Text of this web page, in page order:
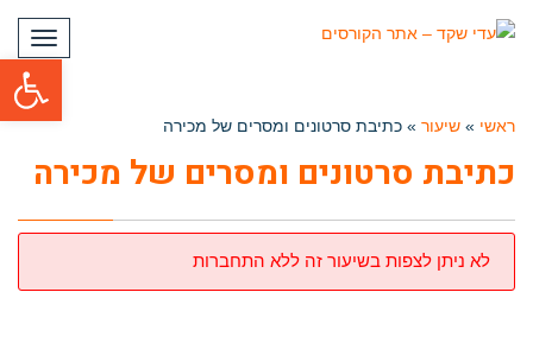
ראשי » שיעור » כתיבת סרטונים ומסרים של מכירה
כתיבת סרטונים ומסרים של מכירה
לא ניתן לצפות בשיעור זה ללא התחברות
פתח